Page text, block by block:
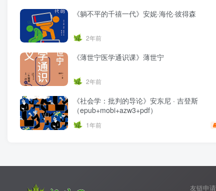
《躺不平的千禧一代》安妮·海伦·彼得森
2年前
《薄世宁医学通识课》薄世宁
2年前
《社会学：批判的导论》安东尼 · 吉登斯
（epub+mobi+azw3+pdf）
1年前
友链申请